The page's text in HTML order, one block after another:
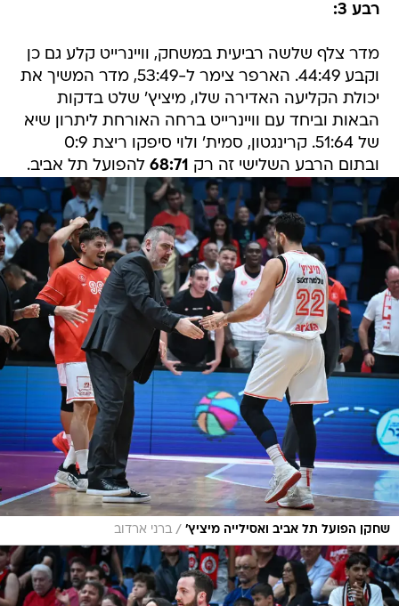
רבע 3:
מדר צלף שלשה רביעית במשחק, וויינרייט קלע גם כן
וקבע 44:49. הארפר צימר ל-53:49, מדר המשיך את
יכולת הקליעה האדירה שלו, מיציץ' שלט בדקות
הבאות וביחד עם וויינרייט ברחה האורחת ליתרון שיא
של 51:64. קרינגטון, סמית' ולוי סיפקו ריצת 0:9
ובתום הרבע השלישי זה רק 68:71 להפועל תל אביב.
שחקן הפועל תל אביב ואסילייה מיציץ' / ברני ארדוב